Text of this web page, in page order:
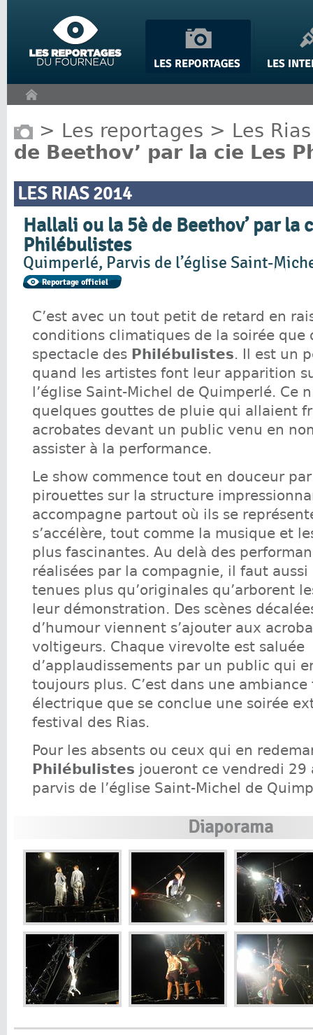
> Les reportages > Les Rias
de Beethov’ par la cie Les
LES RIAS 2014
Hallali ou la 5è de Beethov’ par la
Philébulistes
Quimperlé, Parvis de l’église Saint-
C’est avec un tout petit de retard en
conditions climatiques de la soirée que
spectacle des Philébulistes. Il est un
quand les artistes font leur apparition
l’église Saint-Michel de Quimperlé. Ce
quelques gouttes de pluie qui allaient
acrobates devant un public venu en
assister à la performance.
Le show commence tout en douceur
pirouettes sur la structure
accompagne partout où ils se
s’accélère, tout comme la musique et
plus fascinantes. Au delà des
réalisées par la compagnie, il faut
tenues plus qu’originales qu’arborent
leur démonstration. Des scènes
d’humour viennent s’ajouter aux
voltigeurs. Chaque virevolte est saluée
d’applaudissements par un public qui
toujours plus. C’est dans une
électrique que se conclue une soirée
festival des Rias.
Pour les absents ou ceux qui en
Philébulistes joueront ce vendredi 29
parvis de l’église Saint-Michel de
Diaporama